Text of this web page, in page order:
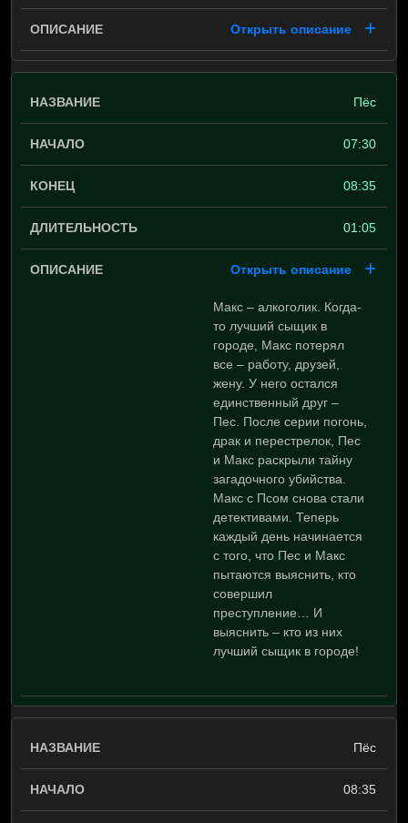
Открыть описание
Пёс
07:30
08:35
01:05
Открыть описание
Макс – алкоголик. Когда-
то лучший сыщик в
городе, Макс потерял
все – работу, друзей,
жену. У него остался
единственный друг –
Пес. После серии погонь,
драк и перестрелок, Пес
и Макс раскрыли тайну
загадочного убийства.
Макс с Псом снова стали
детективами. Теперь
каждый день начинается
с того, что Пес и Макс
пытаются выяснить, кто
совершил
преступление… И
выяснить – кто из них
лучший сыщик в городе!
Пёс
08:35